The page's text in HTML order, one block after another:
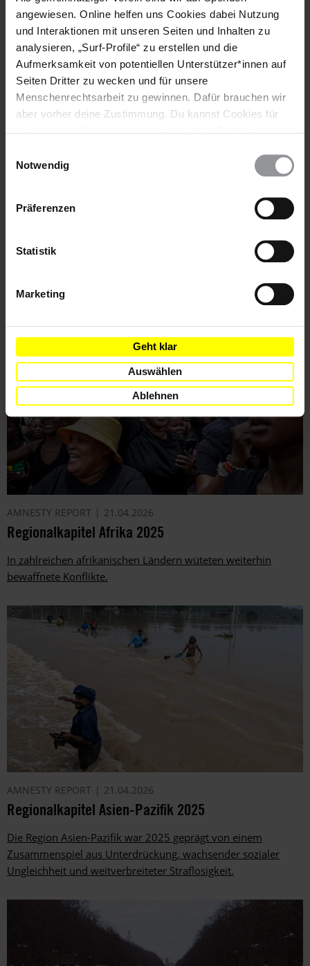
angewiesen. Online helfen uns Cookies dabei Nutzung
und Interaktionen mit unseren Seiten und Inhalten zu
analysieren, „Surf-Profile“ zu erstellen und die
Aufmerksamkeit von potentiellen Unterstützer*innen auf
Seiten Dritter zu wecken und für unsere
Menschenrechtsarbeit zu gewinnen. Dafür brauchen wir
aber vorher deine Zustimmung. Du kannst Cookies für
wieder ändern. Diesen Banner kannst Du über den Link
Notwendig
Präferenzen
Statistik
Marketing
Geht klar
Auswählen
Ablehnen
dem Nahen Osten schwer.
Die Regierungen auf dem amerikanischen Kontinent gingen
2025 verstärkt gegen abweichende Meinungen vor. Proteste
wurden unterdrückt und Protestierende kriminalisiert.
AMNESTY REPORT 21.04.2026
Regionalkapitel Afrika 2025
In zahlreichen afrikanischen Ländern wüteten weiterhin
bewaffnete Konflikte.
AMNESTY REPORT 21.04.2026
Regionalkapitel Asien-Pazifik 2025
Die Region Asien-Pazifik war 2025 geprägt von einem
Zusammenspiel aus Unterdrückung, wachsender sozialer
Ungleichheit und weitverbreiteter Straflosigkeit.